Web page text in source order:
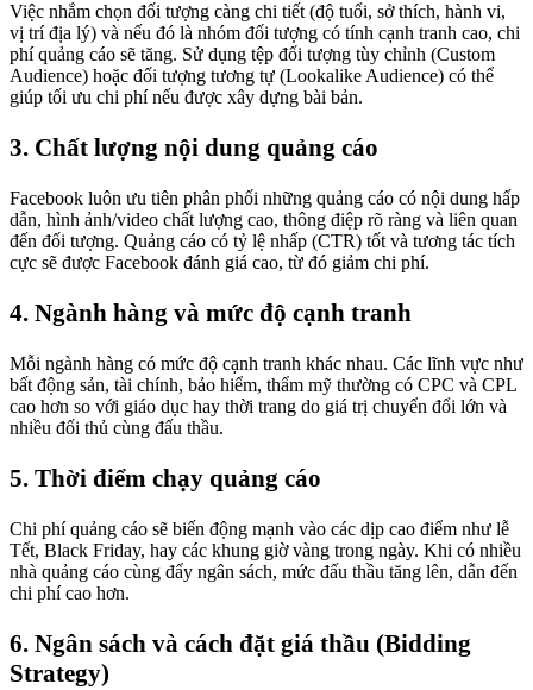
Việc nhắm chọn đối tượng càng chi tiết (độ tuổi, sở thích, hành vi,
vị trí địa lý) và nếu đó là nhóm đối tượng có tính cạnh tranh cao, chi
phí quảng cáo sẽ tăng. Sử dụng tệp đối tượng tùy chỉnh (Custom
Audience) hoặc đối tượng tương tự (Lookalike Audience) có thể
giúp tối ưu chi phí nếu được xây dựng bài bản.
3. Chất lượng nội dung quảng cáo
Facebook luôn ưu tiên phân phối những quảng cáo có nội dung hấp
dẫn, hình ảnh/video chất lượng cao, thông điệp rõ ràng và liên quan
đến đối tượng. Quảng cáo có tỷ lệ nhấp (CTR) tốt và tương tác tích
cực sẽ được Facebook đánh giá cao, từ đó giảm chi phí.
4. Ngành hàng và mức độ cạnh tranh
Mỗi ngành hàng có mức độ cạnh tranh khác nhau. Các lĩnh vực như
bất động sản, tài chính, bảo hiểm, thẩm mỹ thường có CPC và CPL
cao hơn so với giáo dục hay thời trang do giá trị chuyển đổi lớn và
nhiều đối thủ cùng đấu thầu.
5. Thời điểm chạy quảng cáo
Chi phí quảng cáo sẽ biến động mạnh vào các dịp cao điểm như lễ
Tết, Black Friday, hay các khung giờ vàng trong ngày. Khi có nhiều
nhà quảng cáo cùng đẩy ngân sách, mức đấu thầu tăng lên, dẫn đến
chi phí cao hơn.
6. Ngân sách và cách đặt giá thầu (Bidding
Strategy)